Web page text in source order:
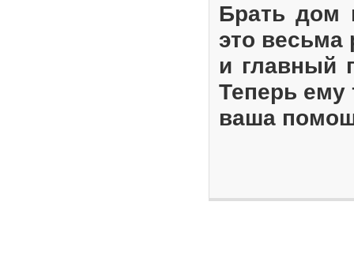
Брать дом
это весьма
и главный
Теперь ему
ваша